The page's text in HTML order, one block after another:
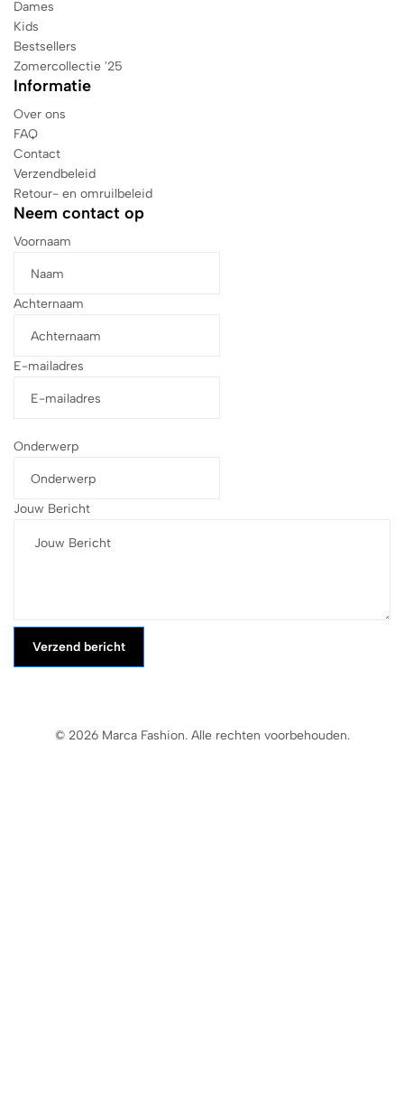
Dames
Kids
Bestsellers
Zomercollectie '25
Informatie
Over ons
FAQ
Contact
Verzendbeleid
Retour- en omruilbeleid
Neem contact op
Voornaam
Achternaam
E-mailadres
Onderwerp
Jouw Bericht
Verzend bericht
© 2026 Marca Fashion. Alle rechten voorbehouden.